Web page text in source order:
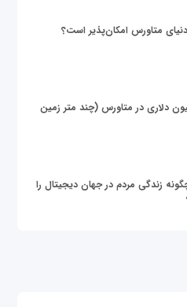
دنیای متاورس امکان‌پذیر است؟
زمین 4.3 میلیون دلاری در متاورس (چند متر زمین
زندگی مردم در جهان دیجیتال را